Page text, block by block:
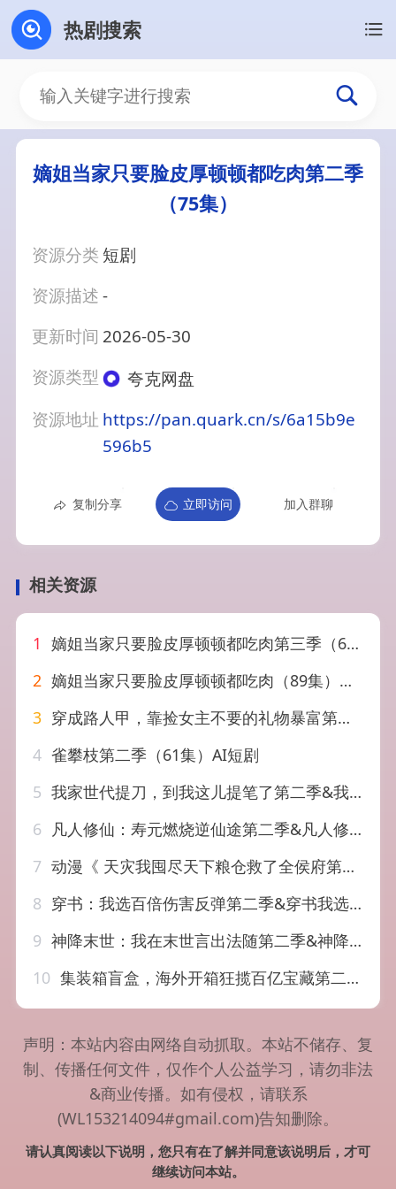
热剧搜索
嫡姐当家只要脸皮厚顿顿都吃肉第二季
（75集）
资源分类 短剧
资源描述-
更新时间 2026-05-30
资源类型
夸克网盘
资源地址 https://pan.quark.cn/s/6a15b9e
596b5
复制分享 立即访问 加入群聊
相关资源
1 嫡姐当家只要脸皮厚顿顿都吃肉第三季（64集）
2 嫡姐当家只要脸皮厚顿顿都吃肉（89集）李秉润&陈楚琦
3 穿成路人甲，靠捡女主不要的礼物暴富第二季&穿成路人甲靠捡女主不要的礼物暴富第二季（30集）AI短剧
4 雀攀枝第二季（61集）AI短剧
5 我家世代提刀，到我这儿提笔了第二季&我家世代提刀到我这儿提笔了第二季（82集）AI短剧
6 凡人修仙：寿元燃烧逆仙途第二季&凡人修仙寿元燃烧逆仙途第二季（66集）AI短剧
7 动漫《 天灾我囤尽天下粮仓救了全侯府第二季（72集）
8 穿书：我选百倍伤害反弹第二季&穿书我选百倍伤害反弹第二季（21集）AI短剧
9 神降末世：我在末世言出法随第二季&神降末世我在末世言出法随第二季（100集）AI短剧
10 集装箱盲盒，海外开箱狂揽百亿宝藏第二季&集装箱盲盒海外开箱狂揽百亿宝藏第二季（61集）AI短剧
声明：本站内容由网络自动抓取。本站不储存、复
制、传播任何文件，仅作个人公益学习，请勿非法
&商业传播。如有侵权，请联系
(WL153214094#gmail.com)告知删除。
请认真阅读以下说明，您只有在了解并同意该说明后，才可
继续访问本站。